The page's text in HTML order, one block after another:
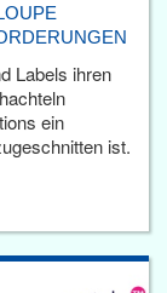
Labels ihren
ein
ist.